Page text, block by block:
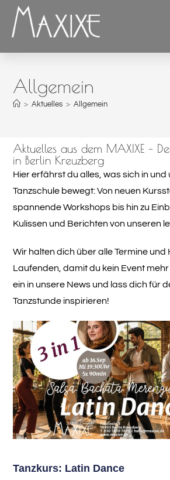
Allgemein
> Aktuelles > Allgemein
Aktuelles aus dem MAXIXE –
in Berlin Kreuzberg
Hier erfährst du alles, was sich in und
Tanzschule bewegt: Von neuen
spannende Workshops bis hin zu
Kulissen und Berichten von unseren
Wir halten dich über alle Termine und
Laufenden, damit du kein Event
ein in unsere News und lass dich für
Tanzstunde inspirieren!
Tanzkurs: Latin Dance